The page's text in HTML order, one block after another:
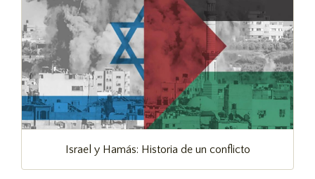
Israel y Hamás: Historia de un conflicto